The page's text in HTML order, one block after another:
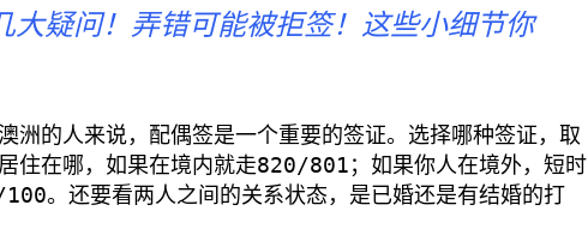
大疑问！弄错可能被拒签！这些小细节你
洲的人来说，配偶签是一个重要的签证。选择哪种签证，取
住在哪，如果在境内就走820/801；如果你人在境外，短时
。还要看两人之间的关系状态，是已婚还是有结婚的打